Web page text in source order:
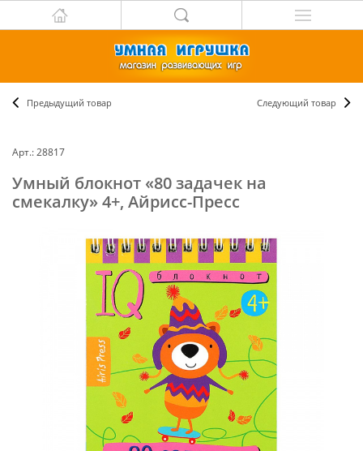
Предыдущий товар Следующий товар
Арт.: 28817
Умный блокнот «80 задачек на
смекалку» 4+, Айрисс-Пресс